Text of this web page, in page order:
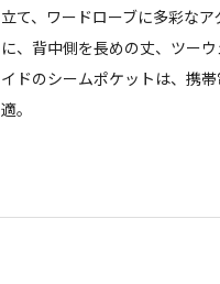
立て、ワードローブに多彩な
に、背中側を長めの丈、ツー
イドのシームポケットは、携
適。